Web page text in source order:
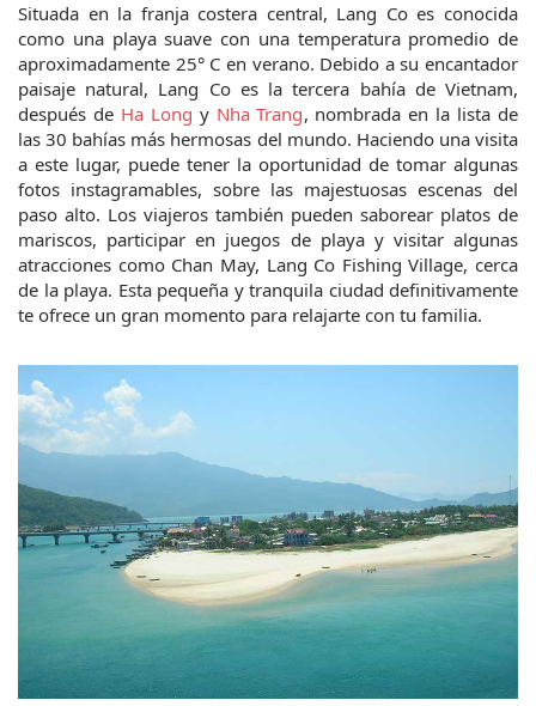
Situada en la franja costera central, Lang Co es conocida
como una playa suave con una temperatura promedio de
aproximadamente 25° C en verano. Debido a su encantador
paisaje natural, Lang Co es la tercera bahía de Vietnam,
después de Ha Long y Nha Trang, nombrada en la lista de
las 30 bahías más hermosas del mundo. Haciendo una visita
a este lugar, puede tener la oportunidad de tomar algunas
fotos instagramables, sobre las majestuosas escenas del
paso alto. Los viajeros también pueden saborear platos de
mariscos, participar en juegos de playa y visitar algunas
atracciones como Chan May, Lang Co Fishing Village, cerca
de la playa. Esta pequeña y tranquila ciudad definitivamente
te ofrece un gran momento para relajarte con tu familia.